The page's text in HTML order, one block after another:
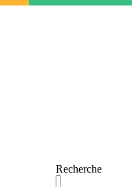
Recherche